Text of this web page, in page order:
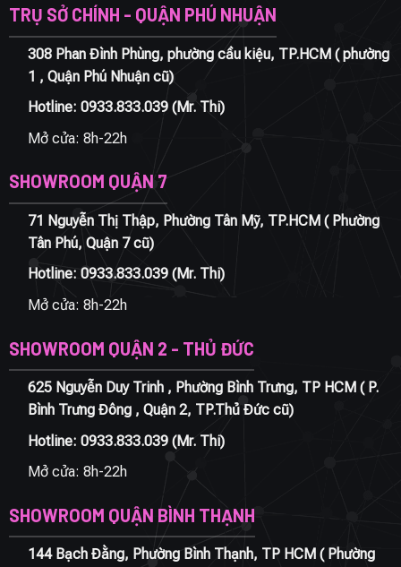
TRỤ SỞ CHÍNH - QUẬN PHÚ NHUẬN
308 Phan Đình Phùng, phường cầu kiệu, TP.HCM ( phường
1 , Quận Phú Nhuận cũ)
Hotline: 0933.833.039(Mr. Thi)
Mở cửa: 8h-22h
SHOWROOM QUẬN 7
71 Nguyễn Thị Thập, Phường Tân Mỹ, TP.HCM ( Phường
Tân Phú, Quận 7 cũ)
Hotline: 0933.833.039(Mr. Thi)
Mở cửa: 8h-22h
SHOWROOM QUẬN 2 - THỦ ĐỨC
625 Nguyễn Duy Trinh , Phường Bình Trưng, TP HCM ( P.
Bình Trưng Đông , Quận 2, TP.Thủ Đức cũ)
Hotline: 0933.833.039(Mr. Thi)
Mở cửa: 8h-22h
SHOWROOM QUẬN BÌNH THẠNH
144 Bạch Đằng, Phường Bình Thạnh, TP HCM ( Phường